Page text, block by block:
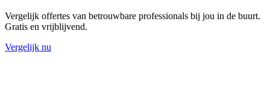
Vergelijk offertes van betrouwbare professionals bij jou in de buurt.
Gratis en vrijblijvend.
Vergelijk nu